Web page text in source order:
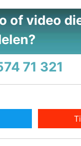
of video
71 321